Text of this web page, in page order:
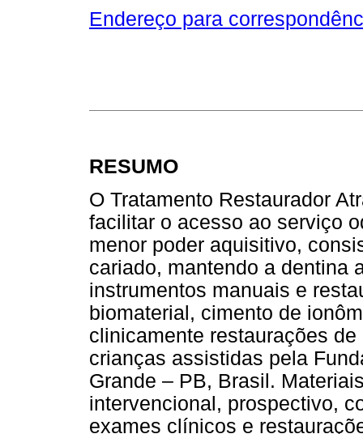
Endereço para
RESUMO
O Tratamento Restaurador
facilitar o acesso ao serviço
menor poder aquisitivo,
cariado, mantendo a dentina
instrumentos manuais e
biomaterial, cimento de
clinicamente restaurações
crianças assistidas pela
Grande – PB, Brasil.
intervencional, prospectivo,
exames clínicos e